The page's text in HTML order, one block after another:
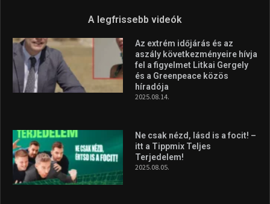
A legfrissebb videók
Az extrém időjárás és az
aszály következményeire hívja
fel a figyelmet Litkai Gergely
és a Greenpeace közös
híradója
2025.08.14.
Ne csak nézd, lásd is a focit! –
itt a Tippmix Teljes
Terjedelem!
2025.08.05.